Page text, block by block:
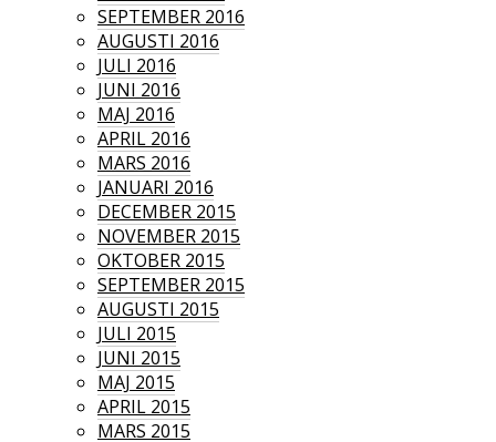
SEPTEMBER 2016
AUGUSTI 2016
JULI 2016
JUNI 2016
MAJ 2016
APRIL 2016
MARS 2016
JANUARI 2016
DECEMBER 2015
NOVEMBER 2015
OKTOBER 2015
SEPTEMBER 2015
AUGUSTI 2015
JULI 2015
JUNI 2015
MAJ 2015
APRIL 2015
MARS 2015